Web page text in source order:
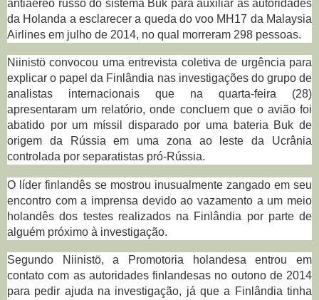
antiaéreo russo do sistema Buk para auxiliar as autoridades
da Holanda a esclarecer a queda do voo MH17 da Malaysia
Airlines em julho de 2014, no qual morreram 298 pessoas.
Niinistö convocou uma entrevista coletiva de urgência para
explicar o papel da Finlândia nas investigações do grupo de
analistas internacionais que na quarta-feira (28)
apresentaram um relatório, onde concluem que o avião foi
abatido por um míssil disparado por uma bateria Buk de
origem da Rússia em uma zona ao leste da Ucrânia
controlada por separatistas pró-Rússia.
O líder finlandês se mostrou inusualmente zangado em seu
encontro com a imprensa devido ao vazamento a um meio
holandês dos testes realizados na Finlândia por parte de
alguém próximo à investigação.
Segundo Niinistö, a Promotoria holandesa entrou em
contato com as autoridades finlandesas no outono de 2014
para pedir ajuda na investigação, já que a Finlândia tinha